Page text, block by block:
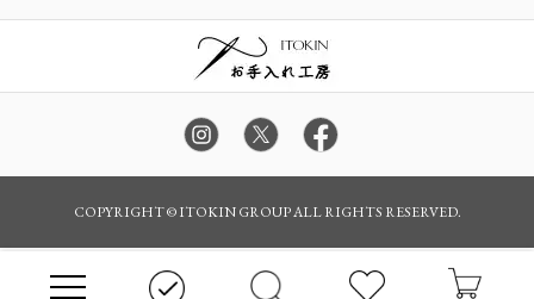
COPYRIGHT © ITOKIN GROUP ALL RIGHTS RESERVED.